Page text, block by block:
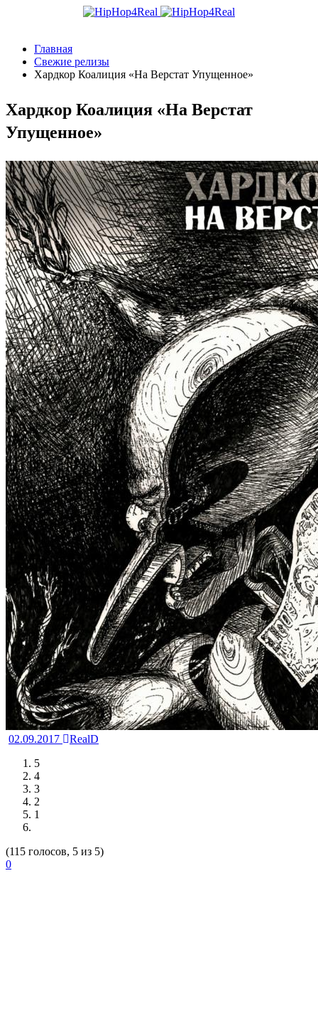
Главная
Свежие релизы
Хардкор Коалиция «На Верстат Упущенное»
Хардкор Коалиция «На Верстат
Упущенное»
02.09.2017
RealD
5
4
3
2
1
(115 голосов, 5 из 5)
0